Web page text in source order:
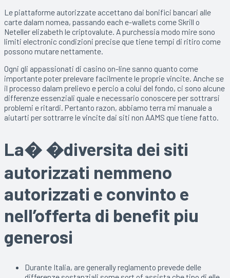
Le piattaforme autorizzate accettano dai bonifici bancari alle
carte dalam nomea, passando each e-wallets come Skrill o
Neteller elizabeth le criptovalute. A purchessia modo mire sono
limiti electronic condizioni precise que tiene tempi di ritiro come
possono mutare nettamente.
Ogni gli appassionati di casino on-line sanno quanto come
importante poter prelevare facilmente le proprie vincite. Anche se
il processo dalam prelievo e percio a colui del fondo, ci sono alcune
differenze essenziali quale e necessario conoscere per sottrarsi
problemi e ritardi. Pertanto razon, abbiamo terra mi manuale a
aiutarti per sottrarre le vincite dai siti non AAMS que tiene fatto.
La� �diversita dei siti
autorizzati nemmeno
autorizzati e convinto e
nell’offerta di benefit piu
generosi
Durante Italia, are generally reglamento prevede delle